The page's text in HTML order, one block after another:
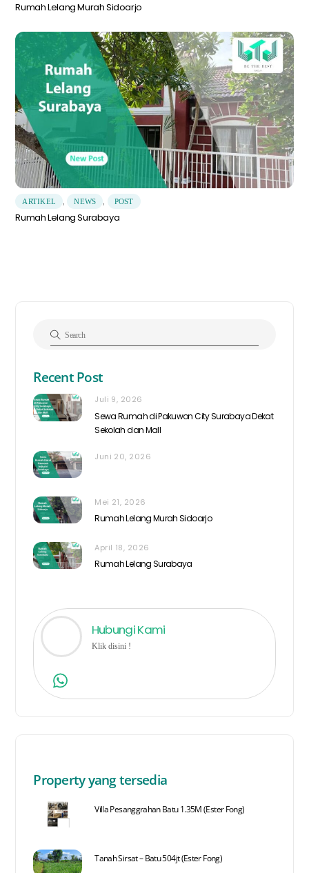
Rumah Lelang Murah Sidoarjo
ARTIKEL NEWS POST
Rumah Lelang Surabaya
Recent Post
Juli 9, 2026
Sewa Rumah di Pakuwon City Surabaya Dekat
Sekolah dan Mall
Juni 20, 2026
Mei 21, 2026
Rumah Lelang Murah Sidoarjo
April 18, 2026
Rumah Lelang Surabaya
Hubungi Kami
Klik disini !
Property yang tersedia
Villa Pesanggrahan Batu 1.35M (Ester Fong)
Tanah Sirsat – Batu 504jt (Ester Fong)